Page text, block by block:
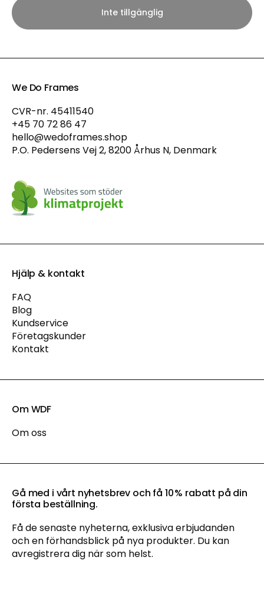
Inte tillgänglig
We Do Frames
CVR-nr. 45411540
+45 70 72 86 47
hello@wedoframes.shop
P.O. Pedersens Vej 2, 8200 Århus N, Denmark
Hjälp & kontakt
FAQ
Blog
Kundservice
Företagskunder
Kontakt
Om WDF
Om oss
Gå med i vårt nyhetsbrev och få 10 % rabatt på din
första beställning.
Få de senaste nyheterna, exklusiva erbjudanden
och en förhandsblick på nya produkter. Du kan
avregistrera dig när som helst.